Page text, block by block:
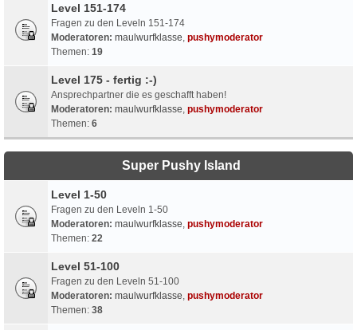
Level 151-174
Fragen zu den Leveln 151-174
Moderatoren: maulwurfklasse, pushymoderator
Themen: 19
Level 175 - fertig :-)
Ansprechpartner die es geschafft haben!
Moderatoren: maulwurfklasse, pushymoderator
Themen: 6
Super Pushy Island
Level 1-50
Fragen zu den Leveln 1-50
Moderatoren: maulwurfklasse, pushymoderator
Themen: 22
Level 51-100
Fragen zu den Leveln 51-100
Moderatoren: maulwurfklasse, pushymoderator
Themen: 38